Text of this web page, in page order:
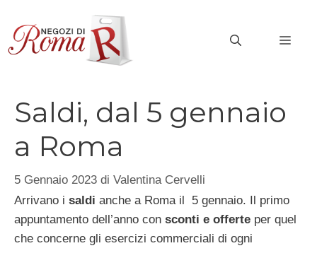
contenuto
Saldi, dal 5 gennaio
a Roma
5 Gennaio 2023 di Valentina Cervelli
Arrivano i saldi anche a Roma il 5 gennaio. Il primo
appuntamento dell’anno con sconti e offerte per quel
che concerne gli esercizi commerciali di ogni